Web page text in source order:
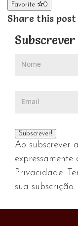
Favorite 0
Share this post
Ao subscrever
Privacidade.
sua subscrição.